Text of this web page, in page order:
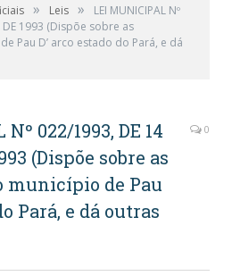
» Leis »
LEI MUNICIPAL Nº
DE 1993 (Dispõe sobre as
Pau D’ arco estado do Pará, e dá
022/1993, DE 14
(Dispõe sobre as
município de Pau
Pará, e dá outras
0